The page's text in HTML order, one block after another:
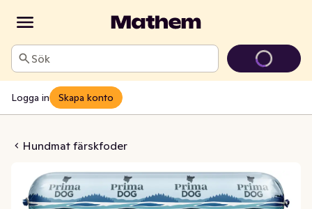
Sök
Logga in Skapa konto
Hundmat färskfoder
Nöt & Ris